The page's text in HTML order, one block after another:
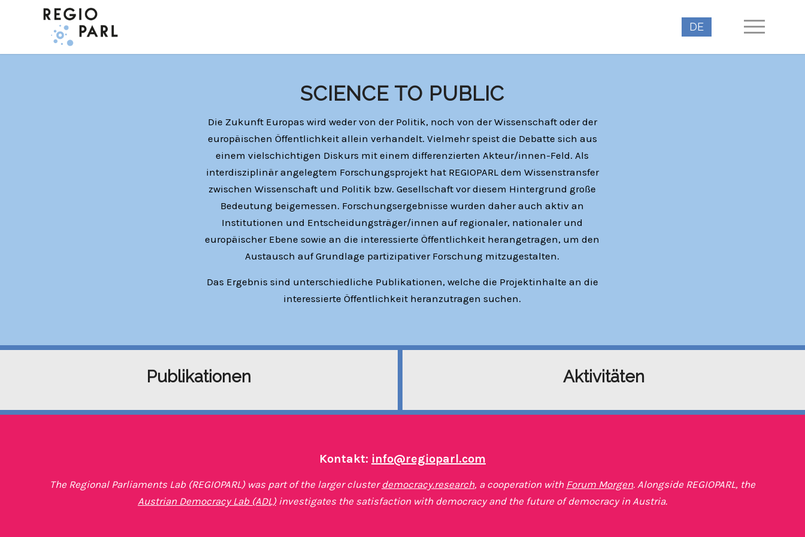
SCIENCE TO PUBLIC
Die Zukunft Europas wird weder von der Politik, noch von der Wissenschaft oder der
europäischen Öffentlichkeit allein verhandelt. Vielmehr speist die Debatte sich aus
einem vielschichtigen Diskurs mit einem differenzierten Akteur/innen-Feld. Als
interdisziplinär angelegtem Forschungsprojekt hat REGIOPARL dem Wissenstransfer
zwischen Wissenschaft und Politik bzw. Gesellschaft vor diesem Hintergrund große
Bedeutung beigemessen. Forschungsergebnisse wurden daher auch aktiv an
Institutionen und Entscheidungsträger/innen auf regionaler, nationaler und
europäischer Ebene sowie an die interessierte Öffentlichkeit herangetragen, um den
Austausch auf Grundlage partizipativer Forschung mitzugestalten.
Das Ergebnis sind unterschiedliche Publikationen, welche die Projektinhalte an die
interessierte Öffentlichkeit heranzutragen suchen.
Publikationen Aktivitäten
Kontakt: info@regioparl.com
The Regional Parliaments Lab (REGIOPARL) was part of the larger clusterdemocracy.research, a cooperation with Forum Morgen. Alongside REGIOPARL, the
Austrian Democracy Lab (ADL)investigates the satisfaction with democracy and the future of democracy in Austria.
DE